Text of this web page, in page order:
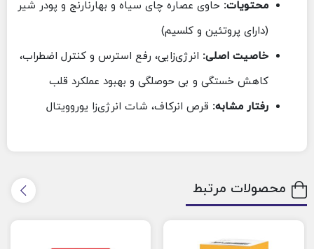
محتویات: حاوی عصاره چای سیاه و بهارنارنج و پودر شیر
(دارای پروتئین و کلسیم)
خاصیت اصلی: انرژی‌زایی، رفع استرس و کنترل اضطراب،
کاهش خستگی و بی حوصلگی و بهبود عملکرد قلب
رفتار مشابه: قرص انرکاف، شات انرژی‌زا یوروویتال
محصولات مرتبط